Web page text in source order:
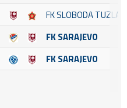
FK SLOBODA TUZLA
FK SARAJEVO
FK SARAJEVO